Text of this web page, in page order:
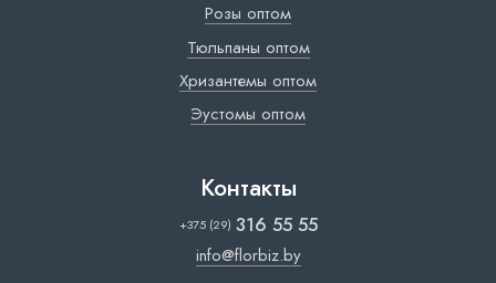
Розы оптом
Тюльпаны оптом
Хризантемы оптом
Эустомы оптом
Контакты
+375 (29) 316 55 55
info@florbiz.by